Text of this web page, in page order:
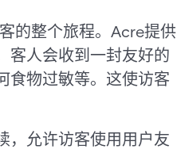
的整个旅程。Acre提供
客人会收到一封友好的
食物过敏等。这使访客
，允许访客使用用户友